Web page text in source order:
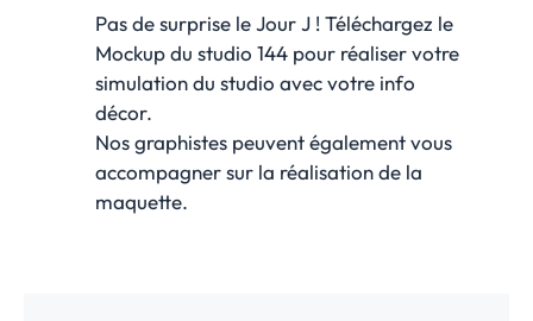
Pas de surprise le Jour J ! Téléchargez le
Mockup du studio 144 pour réaliser votre
simulation du studio avec votre info
décor.
Nos graphistes peuvent également vous
accompagner sur la réalisation de la
maquette.